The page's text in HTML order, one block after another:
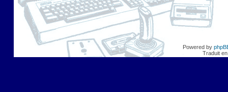
Powered by
Traduit